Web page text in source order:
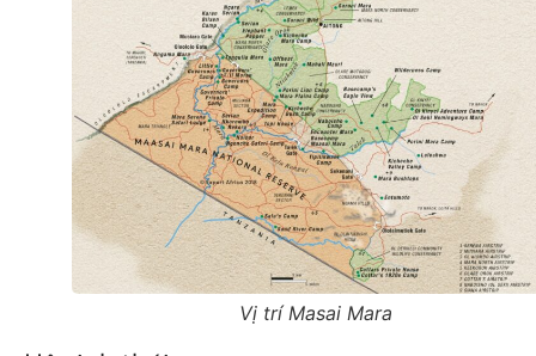
Vị trí Masai Mara